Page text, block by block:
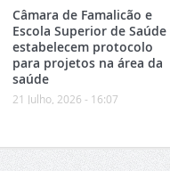
Câmara de Famalicão e
Escola Superior de Saúde
estabelecem protocolo
para projetos na área da
saúde
21 Julho, 2026 - 16:07